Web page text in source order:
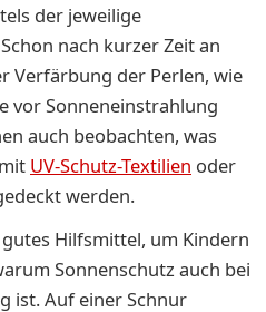
der jeweilige
nach kurzer Zeit an
Verfärbung der Perlen, wie
vor Sonneneinstrahlung
auch beobachten, was
UV-Schutz-Textilien oder
werden.
Hilfsmittel, um Kindern
Sonnenschutz auch bei
ist. Auf einer Schnur